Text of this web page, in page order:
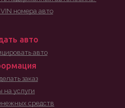
номера авто
авто
авто
заказ
на услуги
средств